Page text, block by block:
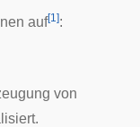
auf[1]:
von